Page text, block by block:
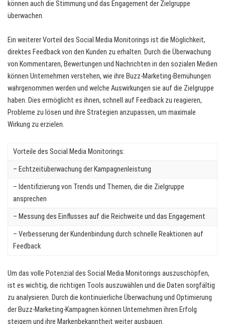
können auch die Stimmung und das Engagement der Zielgruppe
überwachen.
Ein weiterer Vorteil des Social Media Monitorings ist die Möglichkeit,
direktes Feedback von den Kunden zu erhalten. Durch die Überwachung
von Kommentaren, Bewertungen und Nachrichten in den sozialen Medien
können Unternehmen verstehen, wie ihre Buzz-Marketing-Bemühungen
wahrgenommen werden und welche Auswirkungen sie auf die Zielgruppe
haben. Dies ermöglicht es ihnen, schnell auf Feedback zu reagieren,
Probleme zu lösen und ihre Strategien anzupassen, um maximale
Wirkung zu erzielen.
Vorteile des Social Media Monitorings:
– Echtzeitüberwachung der Kampagnenleistung
– Identifizierung von Trends und Themen, die die Zielgruppe
ansprechen
– Messung des Einflusses auf die Reichweite und das Engagement
– Verbesserung der Kundenbindung durch schnelle Reaktionen auf
Feedback
Um das volle Potenzial des Social Media Monitorings auszuschöpfen,
ist es wichtig, die richtigen Tools auszuwählen und die Daten sorgfältig
zu analysieren. Durch die kontinuierliche Überwachung und Optimierung
der Buzz-Marketing-Kampagnen können Unternehmen ihren Erfolg
steigern und ihre Markenbekanntheit weiter ausbauen.